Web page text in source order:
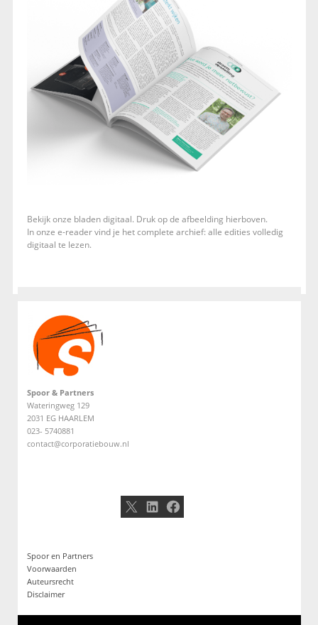
Bekijk onze bladen digitaal. Druk op de afbeelding hierboven.
In onze e-reader vind je het complete archief: alle edities volledig
digitaal te lezen.
Spoor & Partners
Wateringweg 129
2031 EG HAARLEM
023- 5740881
contact@corporatiebouw.nl
X LinkedIn
Facebook
Spoor en Partners
Voorwaarden
Auteursrecht
Disclaimer